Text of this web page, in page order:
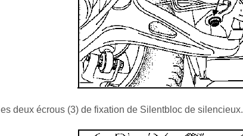
les deux écrous (3) de fixation de Silentbloc de silencieux.